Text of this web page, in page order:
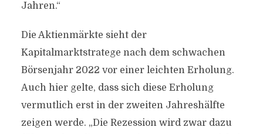
Jahren.“
Die Aktienmärkte sieht der
Kapitalmarktstratege nach dem schwachen
Börsenjahr 2022 vor einer leichten Erholung.
Auch hier gelte, dass sich diese Erholung
vermutlich erst in der zweiten Jahreshälfte
zeigen werde. „Die Rezession wird zwar dazu